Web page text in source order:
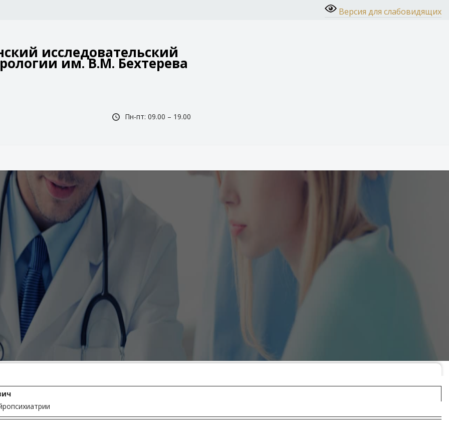
Версия для слабовидящих
исследовательский
им. В.М. Бехтерева
Пн-пт: 09.00 – 19.00